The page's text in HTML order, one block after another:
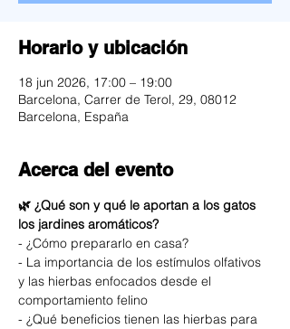
Horario y ubicación
18 jun 2026, 17:00 – 19:00
Barcelona, Carrer de Terol, 29, 08012
Barcelona, España
Acerca del evento
🌿 ¿Qué son y qué le aportan a los gatos
los jardines aromáticos?
- ¿Cómo prepararlo en casa?
- La importancia de los estímulos olfativos
y las hierbas enfocados desde el
comportamiento felino
- ¿Qué beneficios tienen las hierbas para